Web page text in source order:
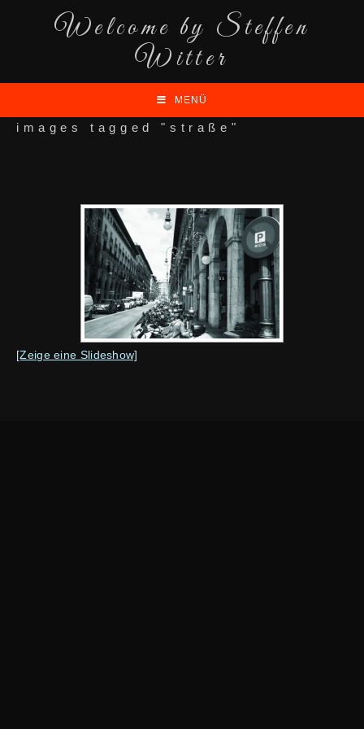
Welcome by Steffen
Witter
MENÜ
images tagged "straße"
[Zeige eine Slideshow]